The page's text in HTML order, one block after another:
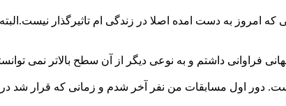
امروز به دست امده اصلا در زندگی ام تاثیرگذار
فراوانی داشتم و به نوعی دیگر از آن سطح بالاتر نمی
است. دور اول مسابقات من نفر آخر شدم و زمانی که قرار